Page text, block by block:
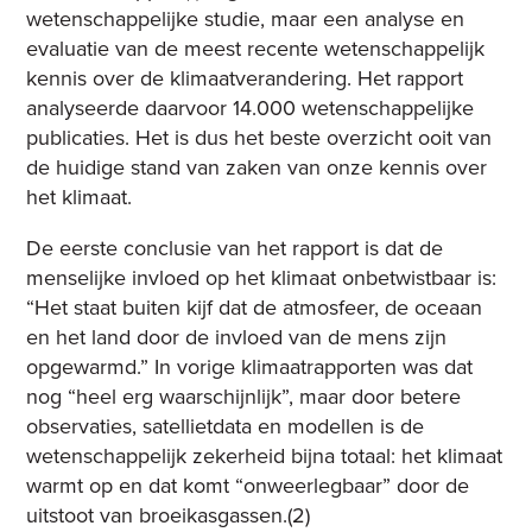
wetenschappelijke studie, maar een analyse en
evaluatie van de meest recente wetenschappelijk
kennis over de klimaatverandering. Het rapport
analyseerde daarvoor 14.000 wetenschappelijke
publicaties. Het is dus het beste overzicht ooit van
de huidige stand van zaken van onze kennis over
het klimaat.
De eerste conclusie van het rapport is dat de
menselijke invloed op het klimaat onbetwistbaar is:
“Het staat buiten kijf dat de atmosfeer, de oceaan
en het land door de invloed van de mens zijn
opgewarmd.” In vorige klimaatrapporten was dat
nog “heel erg waarschijnlijk”, maar door betere
observaties, satellietdata en modellen is de
wetenschappelijk zekerheid bijna totaal: het klimaat
warmt op en dat komt “onweerlegbaar” door de
uitstoot van broeikasgassen.(2)